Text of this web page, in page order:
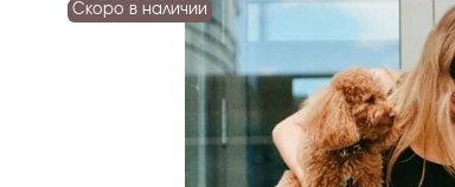
Скоро в наличии